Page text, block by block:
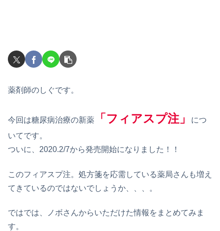
薬剤師のしぐです。
今回は糖尿病治療の新薬 「フィアスプ注」
につ
いてです。
ついに、2020.2/7から発売開始になりました！！
このフィアスプ注。処方箋を応需している薬局さんも増え
てきているのではないでしょうか、、、。
ではでは、ノボさんからいただけた情報をまとめてみま
す。